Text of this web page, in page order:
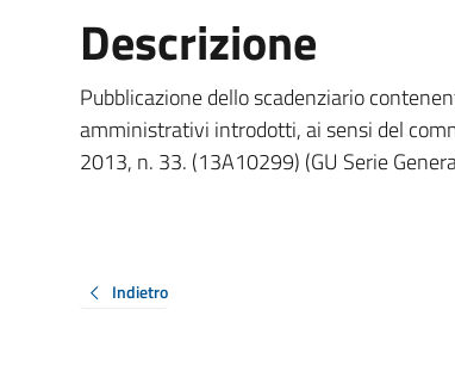
Descrizione
Pubblicazione dello scadenziario
amministrativi introdotti, ai sensi del
2013, n. 33. (13A10299) (GU Serie
Indietro